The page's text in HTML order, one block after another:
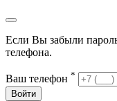
Если Вы забыли
телефона.
Ваш телефон *
Войти